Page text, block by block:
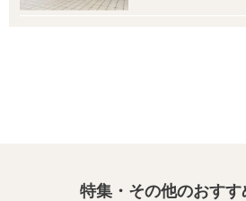
特集・その他のおす